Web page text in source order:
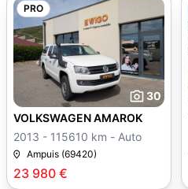
PRO
30
23 980 €
VOLKSWAGEN AMAROK
2013 - 115610 km - Auto
Ampuis (69420)